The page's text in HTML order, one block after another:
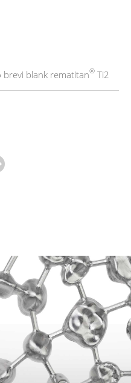
brevi blank rematitan® Ti2